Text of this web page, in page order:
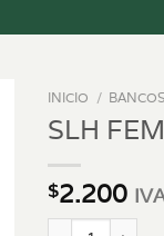
INICIO /
SLH
$2.200